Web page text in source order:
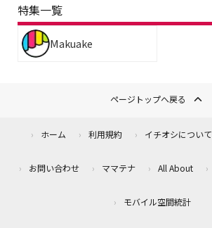
特集一覧
Makuake
ページトップへ戻る
ホーム 利用規約 イチオシについて
お問い合わせ ママテナ All About
モバイル空間統計